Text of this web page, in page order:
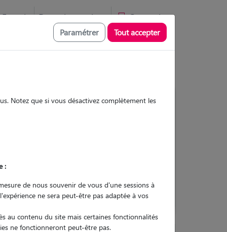
Favoris Devenir pet sitter Connexion
Paramétrer Tout accepter
Notez que si vous désactivez complètement les
:
de nous souvenir de vous d'une sessions à
ne sera peut-être pas adaptée à vos
au contenu du site mais certaines fonctionnalités
ne fonctionneront peut-être pas.